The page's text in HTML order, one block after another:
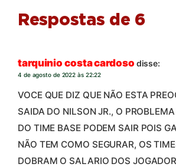
Respostas de 6
tarquinio costa cardoso disse:
4 de agosto de 2022 às 22:22
VOCE QUE DIZ QUE NÃO ESTA
SAIDA DO NILSON JR., O
DO TIME BASE PODEM SAIR POIS
NÃO TEM COMO SEGURAR, OS
DOBRAM O SALARIO DOS